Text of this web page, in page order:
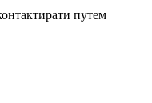
путем